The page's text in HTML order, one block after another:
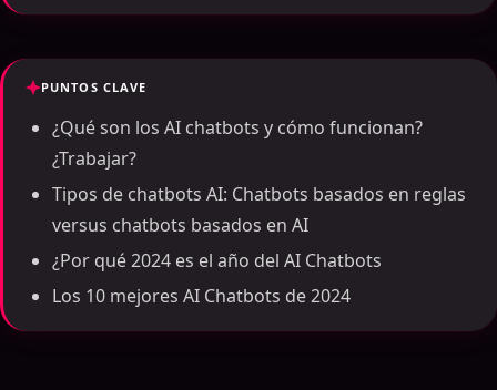
PUNTOS CLAVE
¿Qué son los AI chatbots y cómo funcionan?
¿Trabajar?
Tipos de chatbots AI: Chatbots basados en reglas
versus chatbots basados en AI
¿Por qué 2024 es el año del AI Chatbots
Los 10 mejores AI Chatbots de 2024